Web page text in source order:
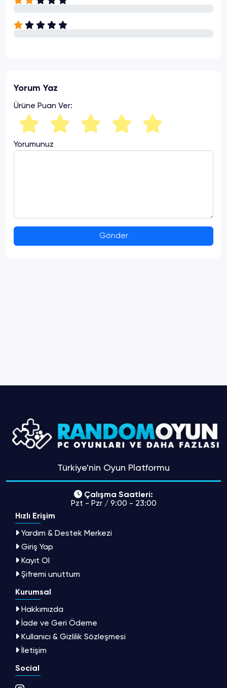
Yorum Yaz
Ürüne Puan Ver:
Yorumunuz
Gönder
Türkiye'nin Oyun Platformu
Çalışma Saatleri:
Pzt - Pzr / 9:00 - 23:00
Hızlı Erişim
Yardım & Destek Merkezi
Giriş Yap
Kayıt Ol
Şifremi unuttum
Kurumsal
Hakkımızda
İade ve Geri Ödeme
Kullanıcı & Gizlilik Sözleşmesi
İletişim
Social